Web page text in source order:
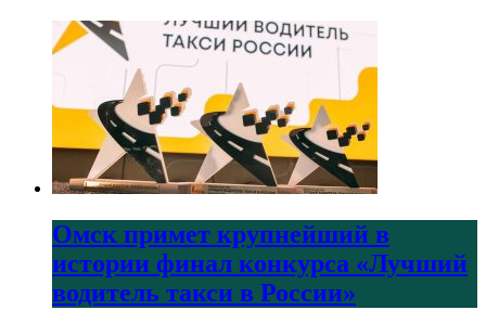
Омск примет крупнейший в
истории финал конкурса «Лучший
водитель такси в России»